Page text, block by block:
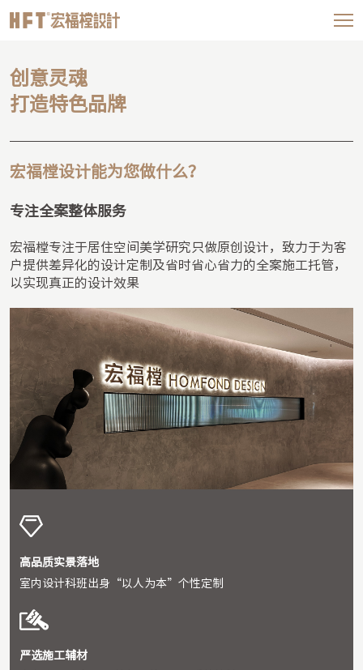
创意灵魂
打造特色品牌
宏福樘设计能为您做什么？
专注全案整体服务
宏福樘专注于居住空间美学研究只做原创设计，致⼒于为客
⼾提供差异化的设计定制及省时省心省力的全案施工托管，
以实现真正的设计效果
高品质实景落地
室内设计科班出⾝“以人为本”个性定制
严选施⼯辅材